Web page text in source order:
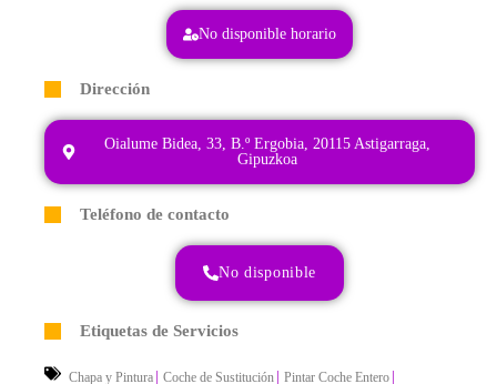
No disponible horario
Dirección
Oialume Bidea, 33, B.º Ergobia, 20115 Astigarraga,
Gipuzkoa
Teléfono de contacto
No disponible
Etiquetas de Servicios
Chapa y Pintura Coche de Sustitución Pintar Coche Entero